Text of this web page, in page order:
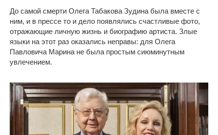
До самой смерти Олега Табакова Зудина была вместе с
ним, и в прессе то и дело появлялись счастливые фото,
отражающие личную жизнь и биографию артиста. Злые
языки на этот раз оказались неправы: для Олега
Павловича Марина не была простым сиюминутным
увлечением.